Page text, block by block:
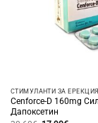
СТИМУЛАНТИ ЗА ЕРЕКЦИЯ
Cenforce-D 160mg
Дапоксетин